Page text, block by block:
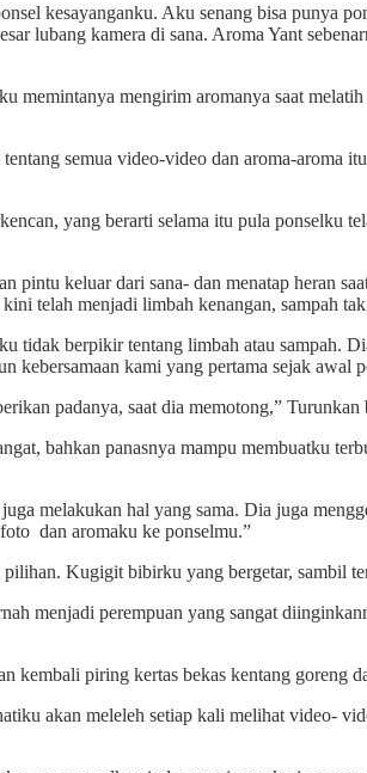
kesayanganku. Aku senang bisa punya
lubang kamera di sana. Aroma Yant
memintanya mengirim aromanya saat
semua video-video dan aroma-aroma
yang berarti selama itu pula ponselku
keluar dari sana- dan menatap heran
telah menjadi limbah kenangan, sampah
tidak berpikir tentang limbah atau sampah.
kebersamaan kami yang pertama sejak awal
padanya, saat dia memotong,”
bahkan panasnya mampu membuatku
melakukan hal yang sama. Dia juga
dan aromaku ke ponselmu.”
Kugigit bibirku yang bergetar, sambil
menjadi perempuan yang sangat
kembali piring kertas bekas kentang goreng
akan meleleh setiap kali melihat video-